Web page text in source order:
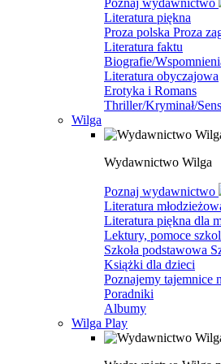
Poznaj wydawnictwo
Literatura piękna
Proza polska Proza
Literatura faktu
Biografie/
Literatura obyczajowa
Erotyka i Romans
Thriller/Kryminał/
Wilga
Wydawnictwo Wilga
Poznaj wydawnictwo
Literatura
Literatura piękna dla
Lektury, pomoce
Szkoła podstawowa
Książki dla dzieci
Poznajemy tajemnice
Poradniki
Albumy
Wilga Play